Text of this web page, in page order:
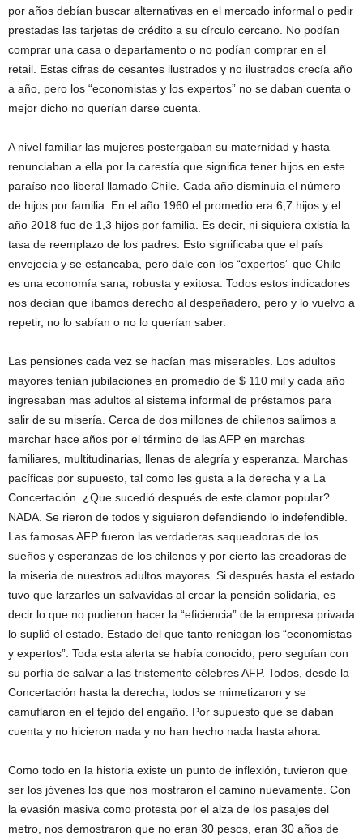
por años debían buscar alternativas en el mercado informal o pedir
prestadas las tarjetas de crédito a su círculo cercano. No podían
comprar una casa o departamento o no podían comprar en el
retail. Estas cifras de cesantes ilustrados y no ilustrados crecía año
a año, pero los “economistas y los expertos” no se daban cuenta o
mejor dicho no querían darse cuenta.
A nivel familiar las mujeres postergaban su maternidad y hasta
renunciaban a ella por la carestía que significa tener hijos en este
paraíso neo liberal llamado Chile. Cada año disminuia el número
de hijos por familia. En el año 1960 el promedio era 6,7 hijos y el
año 2018 fue de 1,3 hijos por familia. Es decir, ni siquiera existía la
tasa de reemplazo de los padres. Esto significaba que el país
envejecía y se estancaba, pero dale con los “expertos” que Chile
es una economía sana, robusta y exitosa. Todos estos indicadores
nos decían que íbamos derecho al despeñadero, pero y lo vuelvo a
repetir, no lo sabían o no lo querían saber.
Las pensiones cada vez se hacían mas miserables. Los adultos
mayores tenían jubilaciones en promedio de $ 110 mil y cada año
ingresaban mas adultos al sistema informal de préstamos para
salir de su misería. Cerca de dos millones de chilenos salimos a
marchar hace años por el término de las AFP en marchas
familiares, multitudinarias, llenas de alegría y esperanza. Marchas
pacíficas por supuesto, tal como les gusta a la derecha y a La
Concertación. ¿Que sucedió después de este clamor popular?
NADA. Se rieron de todos y siguieron defendiendo lo indefendible.
Las famosas AFP fueron las verdaderas saqueadoras de los
sueños y esperanzas de los chilenos y por cierto las creadoras de
la miseria de nuestros adultos mayores. Si después hasta el estado
tuvo que larzarles un salvavidas al crear la pensión solidaria, es
decir lo que no pudieron hacer la “eficiencia” de la empresa privada
lo suplió el estado. Estado del que tanto reniegan los “economistas
y expertos”. Toda esta alerta se había conocido, pero seguían con
su porfía de salvar a las tristemente célebres AFP. Todos, desde la
Concertación hasta la derecha, todos se mimetizaron y se
camuflaron en el tejido del engaño. Por supuesto que se daban
cuenta y no hicieron nada y no han hecho nada hasta ahora.
Como todo en la historia existe un punto de inflexión, tuvieron que
ser los jóvenes los que nos mostraron el camino nuevamente. Con
la evasión masiva como protesta por el alza de los pasajes del
metro, nos demostraron que no eran 30 pesos, eran 30 años de